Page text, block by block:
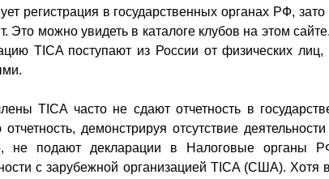
регистрация в государственных органах РФ,
Это можно увидеть в каталоге клубов на этом
TICA поступают из России от физических
TICA часто не сдают отчетность в
отчетность, демонстрируя отсутствие
не подают декларации в Налоговые органы
с зарубежной организацией TICA (США). Хотя